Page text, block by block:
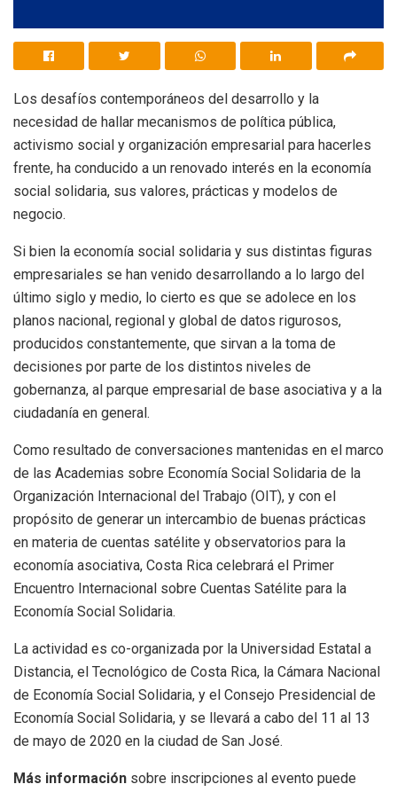
Los desafíos contemporáneos del desarrollo y la
necesidad de hallar mecanismos de política pública,
activismo social y organización empresarial para hacerles
frente, ha conducido a un renovado interés en la economía
social solidaria, sus valores, prácticas y modelos de
negocio.
Si bien la economía social solidaria y sus distintas figuras
empresariales se han venido desarrollando a lo largo del
último siglo y medio, lo cierto es que se adolece en los
planos nacional, regional y global de datos rigurosos,
producidos constantemente, que sirvan a la toma de
decisiones por parte de los distintos niveles de
gobernanza, al parque empresarial de base asociativa y a la
ciudadanía en general.
Como resultado de conversaciones mantenidas en el marco
de las Academias sobre Economía Social Solidaria de la
Organización Internacional del Trabajo (OIT), y con el
propósito de generar un intercambio de buenas prácticas
en materia de cuentas satélite y observatorios para la
economía asociativa, Costa Rica celebrará el Primer
Encuentro Internacional sobre Cuentas Satélite para la
Economía Social Solidaria.
La actividad es co-organizada por la Universidad Estatal a
Distancia, el Tecnológico de Costa Rica, la Cámara Nacional
de Economía Social Solidaria, y el Consejo Presidencial de
Economía Social Solidaria, y se llevará a cabo del 11 al 13
de mayo de 2020 en la ciudad de San José.
Más información sobre inscripciones al evento puede